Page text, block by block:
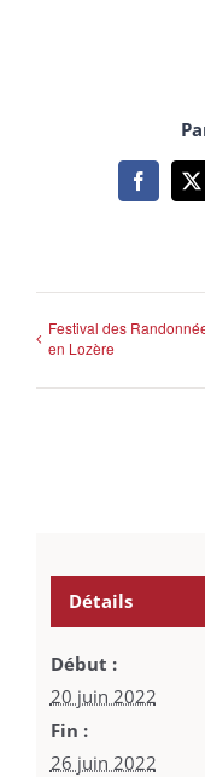
Facebook
X
Festival des
en Lozère
Détails
Début :
20 juin 2022
Fin :
26 juin 2022